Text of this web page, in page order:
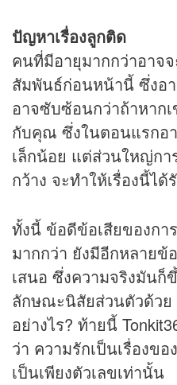
ปัญหาเรื่องลูกติด
คนที่มีอายุมากกว่าอาจ
สัมพันธ์ก่อนหน้านี้ ซึ่งอ
อาจซับซ้อนกว่าถ้าหาก
กับคุณ ซึ่งในตอนแรกอ
เล็กน้อย แต่ส่วนใหญ่กา
กว้าง จะทำให้เรื่องนี้ไ
ทั้งนี้ ข้อดีข้อเสียของก
มากกว่า ยังมีอีกหลายข้
เสนอ ซึ่งความจริงมัน
ลักษณะนิสัยส่วนตัวด้วย
อย่างไร? ท้ายนี้
ว่า ความรักเป็นเรื่องข
เป็นเพียงตัวเลขเท่านั้น